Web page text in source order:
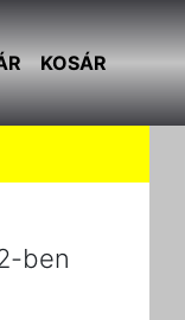
KOSÁR
ben